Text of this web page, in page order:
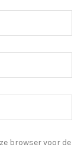
browser voor de